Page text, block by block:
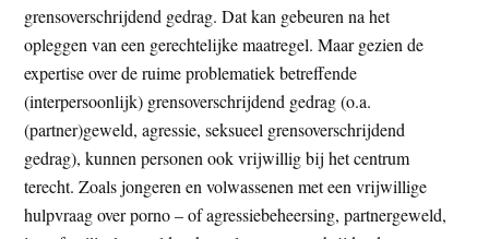
grensoverschrijdend gedrag. Dat kan gebeuren na het
opleggen van een gerechtelijke maatregel. Maar gezien de
expertise over de ruime problematiek betreffende
(interpersoonlijk) grensoverschrijdend gedrag (o.a.
(partner)geweld, agressie, seksueel grensoverschrijdend
gedrag), kunnen personen ook vrijwillig bij het centrum
terecht. Zoals jongeren en volwassenen met een vrijwillige
hulpvraag over porno – of agressiebeheersing, partnergeweld,